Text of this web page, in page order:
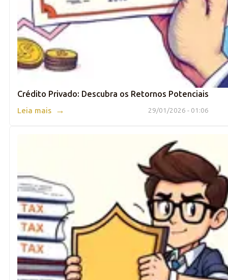
Crédito Privado: Descubra os Retornos Potenciais
29/01/2026 - 01:06
Leia mais →